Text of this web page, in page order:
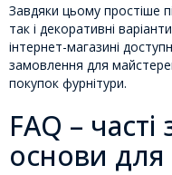
Завдяки цьому простіше
так і декоративні
інтернет-магазині
замовлення для
покупок фурнітури.
FAQ –
основи для